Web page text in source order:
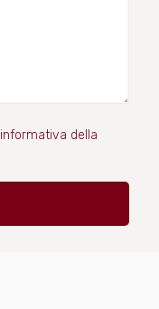
informativa della